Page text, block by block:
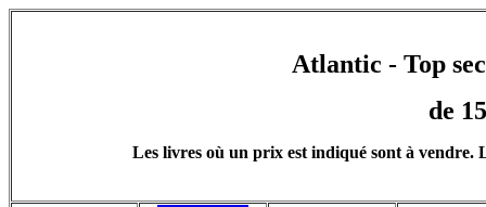
Atlantic - Top
de
Les livres où un prix est indiqué sont à vendre.